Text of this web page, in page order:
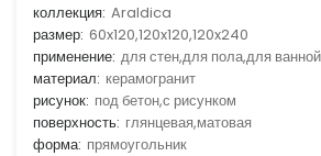
коллекция: Araldica
размер: 60x120,120x120,120x240
применение: для стен,для пола,для
материал: керамогранит
рисунок: под бетон,с рисунком
поверхность: глянцевая,матовая
форма: прямоугольник